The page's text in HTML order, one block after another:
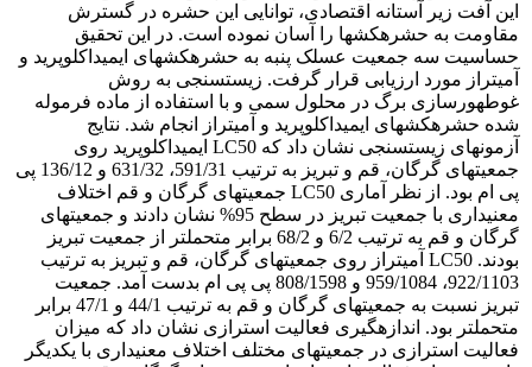
این آفت زیر آستانه اقتصادی، توانایی این حشره در گسترش
مقاومت به حشرهکشها را آسان نموده است. در این تحقیق
حساسیت سه جمعیت عسلک پنبه به حشرهکشهای ایمیداکلوپرید و
آمیتراز مورد ارزیابی قرار گرفت. زیستسنجی به روش
غوطهورسازی برگ در محلول سمی و با استفاده از ماده فرموله
شده حشرهکشهای ایمیداکلوپرید و آمیتراز انجام شد. نتایج
آزمونهای زیستسنجی نشان داد که LC50 ایمیداکلوپرید روی
جمعیتهای گرگان، قم و تبریز به ترتیب 591/31، 631/32 و 136/12 پی
پی ام بود. از نظر آماری LC50 جمعیتهای گرگان و قم اختلاف
معنیداری با جمعیت تبریز در سطح 95% نشان دادند و جمعیتهای
گرگان و قم به ترتیب 6/2 و 68/2 برابر متحملتر از جمعیت تبریز
بودند. LC50 آمیتراز روی جمعیتهای گرگان، قم و تبریز به ترتیب
922/1103، 959/1084 و 808/1598 پی پی ام بدست آمد. جمعیت
تبریز نسبت به جمعیتهای گرگان و قم به ترتیب 44/1 و 47/1 برابر
متحملتر بود. اندازهگیری فعالیت استرازی نشان داد که میزان
فعالیت استرازی در جمعیتهای مختلف اختلاف معنیداری با یکدیگر